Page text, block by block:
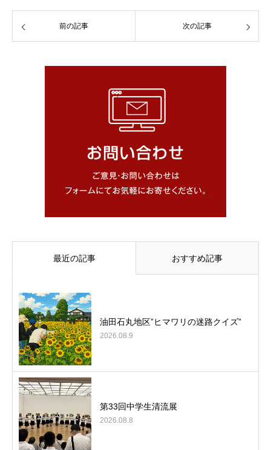
前の記事 次の記事
最近の記事 おすすめ記事
油田石丸地区”ヒマワリの迷路クイズ”
2026.08.9
第33回中学生清流展
2026.08.8